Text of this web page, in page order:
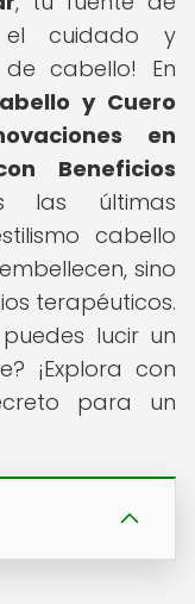
el cuidado y
cabello! En
y Cuero
en
Beneficios
las últimas
cabello
sino
terapéuticos.
lucir un
¡Explora con
para un